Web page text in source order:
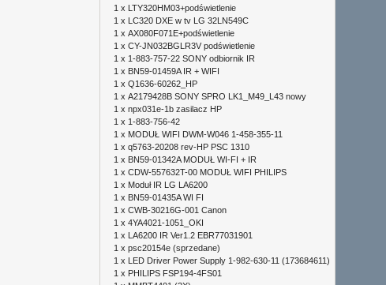
1 x
LTY320HM03+podświetlenie
1 x
LC320 DXE w tv LG 32LN549C
1 x AX080F071E+podświetlenie
1 x CY-JN032BGLR3V podświetlenie
1 x 1-883-757-22 SONY odbiornik IR
1 x BN59-01459A IR + WIFI
1 x Q1636-60262_HP
1 x A2179428B SONY SPRO LK1_M49_L43 nowy
1 x npx031e-1b zasilacz HP
1 x 1-883-756-42
1 x MODUŁ WIFI DWM-W046 1-458-355-11
1 x q5763-20208 rev-HP PSC 1310
1 x BN59-01342A MODUŁ WI-FI + IR
1 x CDW-557632T-00 MODUŁ WIFI PHILIPS
1 x Moduł IR LG LA6200
1 x BN59-01435A WI FI
1 x CWB-30216G-001 Canon
1 x 4YA4021-1051_OKI
1 x
LA6200 IR Ver1.2 EBR77031901
1 x psc20154e (sprzedane)
1 x
LED Driver Power Supply 1-982-630-11 (173684611)
1 x PHILIPS FSP194-4FS01